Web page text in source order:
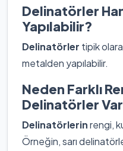
Delinatörler
Yapılabilir?
Delinatörler tipik
metalden yapılabilir.
Neden Farklı
Delinatörler
Delinatörlerinrengi,
Örneğin, sarı